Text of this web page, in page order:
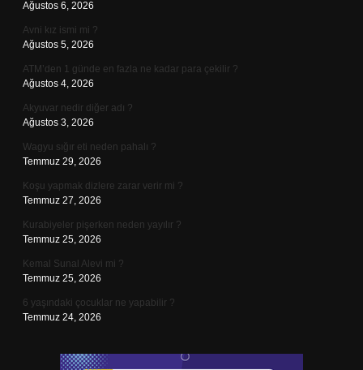
Ağustos 6, 2026
Avni kız ismi mi ?
Ağustos 5, 2026
ATM’den 1 günde en fazla ne kadar para çekilir ?
Ağustos 4, 2026
Akyuvar nedir diğer adı ?
Ağustos 3, 2026
Wagyu sığır eti neden pahalı ?
Temmuz 29, 2026
Koşu yapmak dizlere zarar verir mi ?
Temmuz 27, 2026
Kurabiyeler pişerken neden yayılır ?
Temmuz 25, 2026
Kemal Sunal Alevi mi ?
Temmuz 25, 2026
6 yaşındaki çocuklar ne yapabilir ?
Temmuz 24, 2026